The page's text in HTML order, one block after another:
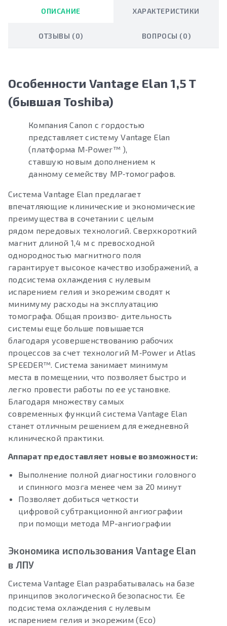
ОПИСАНИЕ ХАРАКТЕРИСТИКИ
ОТЗЫВЫ (0) ВОПРОСЫ (0)
Особенности Vantage Elan 1,5 T
(бывшая Toshiba)
Компания Canon с гордостью
представляет систему Vantage Elan
(платформа M‑Power™ ),
ставшую новым дополнением к
данному семейству МР‑томографов.
Система Vantage Elan предлагает
впечатляющие клинические и экономические
преимущества в сочетании с целым
рядом передовых технологий. Сверхкороткий
магнит длиной 1,4 м с превосходной
однородностью магнитного поля
гарантирует высокое качество изображений, а
подсистема охлаждения с нулевым
испарением гелия и экорежим сводят к
минимуму расходы на эксплуатацию
томографа. Общая произво‑ дительность
системы еще больше повышается
благодаря усовершенствованию рабочих
процессов за счет технологий M‑Power и Atlas
SPEEDER™. Система занимает минимум
места в помещении, что позволяет быстро и
легко провести работы по ее установке.
Благодаря множеству самых
современных функций система Vantage Elan
станет отличным решением для ежедневной
клинической практики.
Аппарат предоставляет новые возможности:
Выполнение полной диагностики головного
и спинного мозга менее чем за 20 минут
Позволяет добиться четкости
цифровой субтракционной ангиографии
при помощи метода МР-ангиографии
Экономика использования Vantage Elan
в ЛПУ
Система Vantage Elan разрабатывалась на базе
принципов экологической безопасности. Ее
подсистема охлаждения с нулевым
испарением гелия и экорежим (Eco)